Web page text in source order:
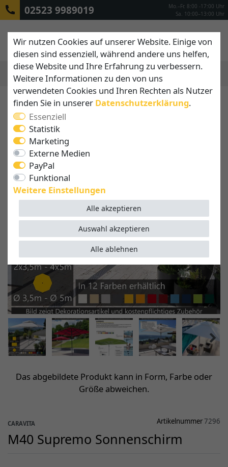
02523 9989019
Mo.–Fr. 8:00 -17:00 Uhr
Sa. 10:00–13:00 Uhr
Das abgebildete Produkt kann in Form, Farbe oder
Größe abweichen.
CARAVITA Artikelnummer7296
M40 Supremo Sonnenschirm
Wir nutzen Cookies auf unserer Website. Einige von
diesen sind essenziell, während andere uns helfen,
diese Website und Ihre Erfahrung zu verbessern.
Weitere Informationen zu den von uns
verwendeten Cookies und Ihren Rechten als Nutzer
finden Sie in unserer Daten­schutz­erklärung.
Essenziell
Statistik
Marketing
Externe Medien
PayPal
Funktional
Weitere Einstellungen
Alle akzeptieren
Alle ablehnen
Auswahl akzeptieren